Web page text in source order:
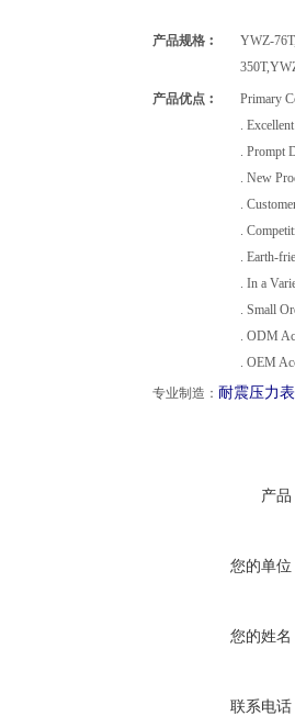
产品规格︰
YWZ-
产品优点︰
Primary
.
. Prompt
. New
.
.
. Earth-
. In a
. Small
. ODM
. OEM
专业制造： 耐震压力表
产品
您的单位
您的姓名
联系电话